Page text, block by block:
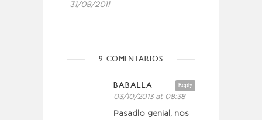
31/08/2011
9 COMENTARIOS
Reply
BABALLA
03/10/2013 at 08:38
Pasadlo genial, nos